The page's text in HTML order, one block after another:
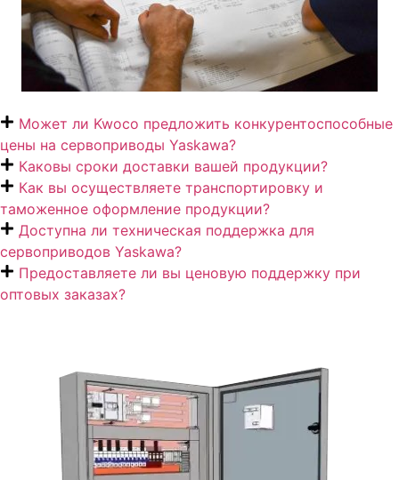
Может ли Kwoco предложить конкурентоспособные
цены на сервоприводы Yaskawa?
Каковы сроки доставки вашей продукции?
Как вы осуществляете транспортировку и
таможенное оформление продукции?
Доступна ли техническая поддержка для
сервоприводов Yaskawa?
Предоставляете ли вы ценовую поддержку при
оптовых заказах?